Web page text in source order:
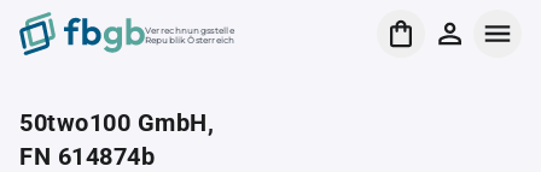
Verrechnungsstelle
Republik Österreich
50two100 GmbH,
FN 614874b